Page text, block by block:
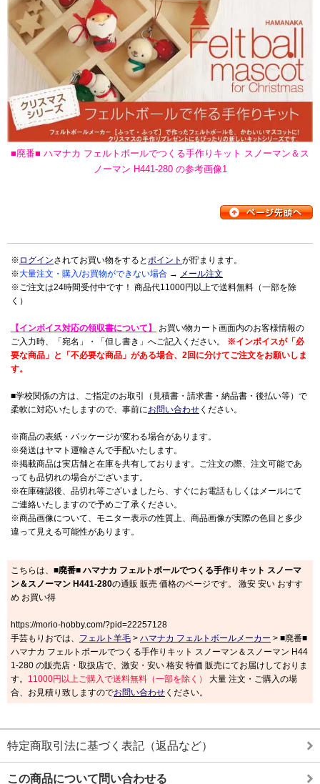
■廃番■ ハマナカ フェルトボールでつくる手作りキット スノーマン＆ス
ノーマン H441-280 の参考画像1
※ ログインされてお買い物をするとポイント が貯まります。
※大量注文・購入/お買物ができない場合 → メール注文
※ご注文は24時間受付中です！ 商品代11000円以上で送料無料（一部を除
く）
【インボイス対応の領収書について】
お買い物カート画面内のお客様情報の
ご入力時、「宛名」・「但し書き」へご記入ください。 ※インボイスが「必
要な商品」と「不必要な商品」がある場合、2回に分けてご注文をお願いしま
す。
■学校関係の方は、ご指定のお取引（見積書・請求書・納品書・後払い等）で
柔軟に対応いたしますので、事前にお問い合わせ ください。
※商品の表紙・パッケージが変わる場合があります。
※発送はヤマト運輸さんで手配いたします。
※掲載商品は実店舗と在庫を共有しております。ご注文の際、注文可能であ
っても品切れの場合がございます。
※在庫確認後、品切れ等ございましたら、すぐにお電話もしくはメールにて
ご連絡いたしますので予めご了承ください。
※商品画像について、モニター表示の性質上、商品画像が実際の色目と多少
違って見える可能性があります。
こちらは、 ■廃番■ ハマナカ フェルトボールでつくる手作りキット スノーマ
ン＆スノーマン H441-280の通販 販売 価格のページです。 激安 安い おすす
め お買い得
https://morio-hobby.com/?pid=22257128
手芸もりおでは、 フェルト羊毛 > ハマナカ フェルトボールメーカー > ■廃番■
ハマナカ フェルトボールでつくる手作りキット スノーマン＆スノーマン H44
1-280 の販売店・取扱店で、激安・安い 格安 特価 販売にてお届けしておりま
す。 11000円以上ご購入で送料無料（一部を除く）
大量 注文・ご購入の場
合、お見積り致しますのでお問い合わせ ください。
特定商取引法に基づく表記（返品など）
この商品について問い合わせる